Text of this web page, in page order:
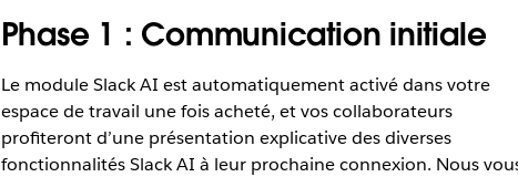
Phase 1 : Communication initiale
Le module Slack AI est automatiquement activé dans votre
espace de travail une fois acheté, et vos collaborateurs
profiteront d’une présentation explicative des diverses
fonctionnalités Slack AI à leur prochaine connexion. Nous